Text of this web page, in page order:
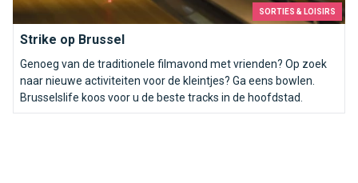
SORTIES & LOISIRS
Strike op Brussel
Genoeg van de traditionele filmavond met vrienden? Op zoek
naar nieuwe activiteiten voor de kleintjes? Ga eens bowlen.
Brusselslife koos voor u de beste tracks in de hoofdstad.